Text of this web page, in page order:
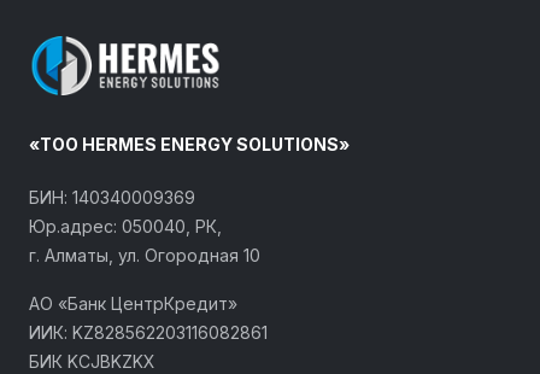
«ТОО HERMES ENERGY SOLUTIONS»
БИН: 140340009369
Юр.адрес: 050040, РК,
г. Алматы, ул. Огородная 10
АО «Банк ЦентрКредит»
ИИК: KZ828562203116082861
БИК KCJBKZKX